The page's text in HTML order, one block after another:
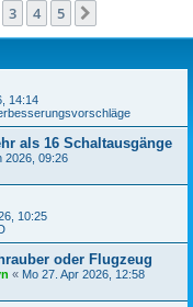
3 4 5
14:14
als 16 Schaltausgänge
2026, 09:26
10:25
oder Flugzeug
« Mo 27. Apr 2026, 12:58